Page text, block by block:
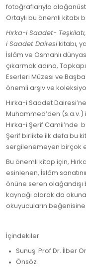
fotoğraflarıyla
Ortaylı bu önemli kitabı
Hırka-i Saadet-
i Saadet Dairesikitabı,
İslâm ve Osmanlı
çıkarmak adına,
Eserleri Müzesi ve
önemli arşiv ve
Hırka-i Saadet
Muhammed’den
Hırka-i Şerif Camii’nde
Şerif birlikte ilk defa bu
sergilenemeyen birçok
Bu önemli kitap için,
esinlenen, İslâm
önüne seren olağandışı
kaynağı olarak da
okuyucuların
İçindekiler
Sunuş: Prof.Dr. İlber
Önsöz